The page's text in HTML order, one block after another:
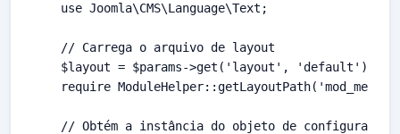
use Joomla\CMS\Language\Text;
// Carrega o arquivo de layout
$layout = $params->get('layout', 'default');
require
// Obtém a instância do objeto de configuração